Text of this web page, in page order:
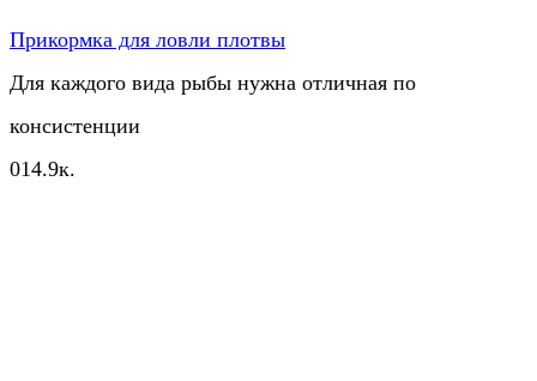
Прикормка для ловли плотвы
Для каждого вида рыбы нужна отличная по
консистенции
014.9к.